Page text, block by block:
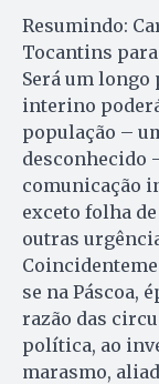
Resumindo:
Tocantins
Será um longo
interino
população –
desconhecido
comunicação
exceto folha
outras
se na Páscoa,
razão das
política, ao
marasmo,